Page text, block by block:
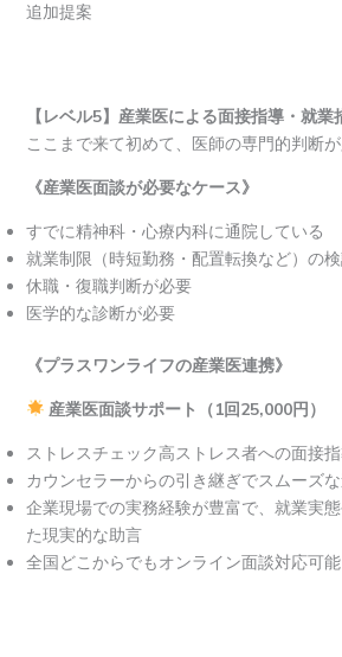
追加提案
【レベル5】産業医による面接指導・就業
ここまで来て初めて、医師の専門的判断が
《産業医面談が必要なケース》
すでに精神科・心療内科に通院している
就業制限（時短勤務・配置転換など）の
休職・復職判断が必要
医学的な診断が必要
《プラスワンライフの産業医連携》
産業医面談サポート（1回25,000円）
ストレスチェック高ストレス者への面接
カウンセラーからの引き継ぎでスムーズ
企業現場での実務経験が豊富で、就業実
た現実的な助言
全国どこからでもオンライン面談対応可能